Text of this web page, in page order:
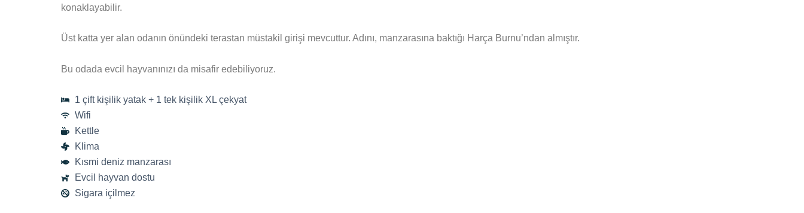
konaklayabilir.
Üst katta yer alan odanın önündeki terastan müstakil girişi mevcuttur. Adını, manzarasına baktığı Harça Burnu’ndan almıştır.
Bu odada evcil hayvanınızı da misafir edebiliyoruz.
1 çift kişilik yatak + 1 tek kişilik XL çekyat
Wifi
Kettle
Klima
Kısmi deniz manzarası
Evcil hayvan dostu
Sigara içilmez